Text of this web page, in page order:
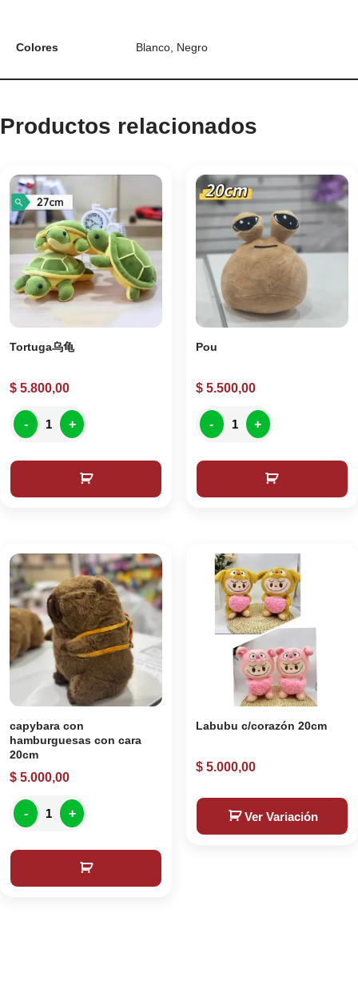
Colores Blanco, Negro
Productos relacionados
Tortuga乌龟
$ 5.800,00
- +
Pou
$5.500,00
- +
capybara con
hamburguesas con cara
20cm
$ 5.000,00
- +
Labubu c/corazón 20cm
$5.000,00
Ver Variación